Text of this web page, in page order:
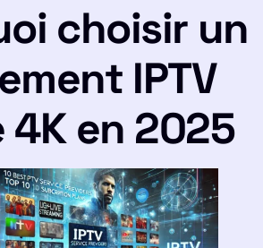
choisir un
IPTV
4K en 2025